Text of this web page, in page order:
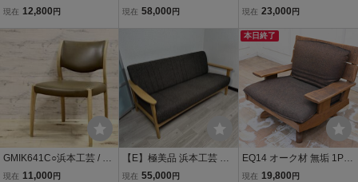
穂高 オーク材 回転 シング
カントリー / 神奈川県秦野
現在 12,800 円
MAMOTO 1人掛けソファ
グリーン ラウンジチェア
定価約15万
現在 58,000 円
MAMOTO ダイニングチェ
転チェア 本革 オーク 楢材
ナラ材 国産家具 管理No.i
現在 23,000 円
GMIK641C○浜本工芸 / HA
MAMOTO ダイニングチェ
現在 11,000 円
【E】極美品 浜本工芸 HA
MAMOTO ワイド2人掛け
現在 55,000 円
本日終了
EQ14 オーク材 無垢 1Pソ
ファ シングルソファ 一人
現在 19,800 円